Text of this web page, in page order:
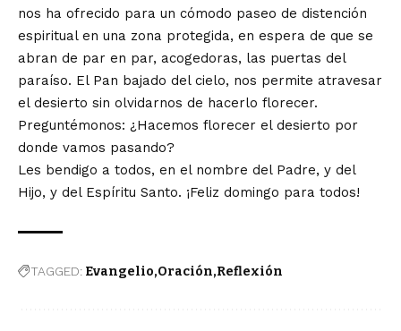
nos ha ofrecido para un cómodo paseo de distención
espiritual en una zona protegida, en espera de que se
abran de par en par, acogedoras, las puertas del
paraíso. El Pan bajado del cielo, nos permite atravesar
el desierto sin olvidarnos de hacerlo florecer.
Preguntémonos: ¿Hacemos florecer el desierto por
donde vamos pasando?
Les bendigo a todos, en el nombre del Padre, y del
Hijo, y del Espíritu Santo. ¡Feliz domingo para todos!
TAGGED: Evangelio Oración Reflexión